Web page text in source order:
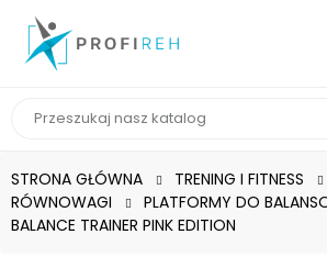
STRONA GŁÓWNA TRENING I FITNESS
RÓWNOWAGI
PLATFORMY DO
BALANCE TRAINER PINK EDITION